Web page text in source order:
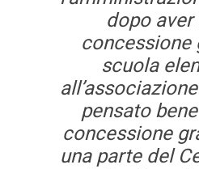
dopo aver
concessione
scuola
pensato
concessione
una parte del